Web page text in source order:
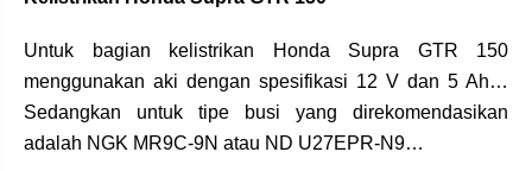
Untuk bagian kelistrikan Honda Supra GTR 150
menggunakan aki dengan spesifikasi 12 V dan 5 Ah…
Sedangkan untuk tipe busi yang direkomendasikan
adalah NGK MR9C-9N atau ND U27EPR-N9…